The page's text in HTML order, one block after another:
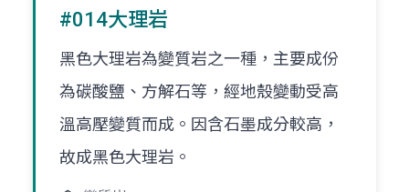
#014大理岩
黑色大理岩為變質岩之一種，主要成份
為碳酸鹽、方解石等，經地殼變動受高
溫高壓變質而成。因含石墨成分較高，
故成黑色大理岩。